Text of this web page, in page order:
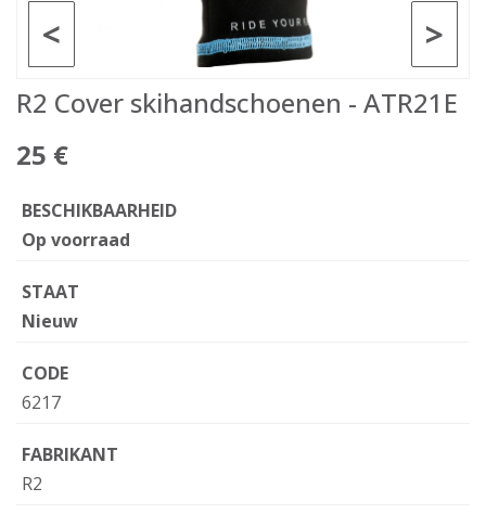
>
<
R2 Cover skihandschoenen - ATR21E
25 €
BESCHIKBAARHEID
Op voorraad
STAAT
Nieuw
CODE
6217
FABRIKANT
R2